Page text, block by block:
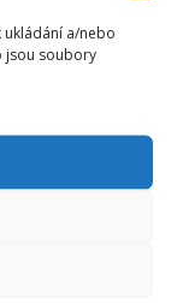
ukládání a/nebo
jsou soubory